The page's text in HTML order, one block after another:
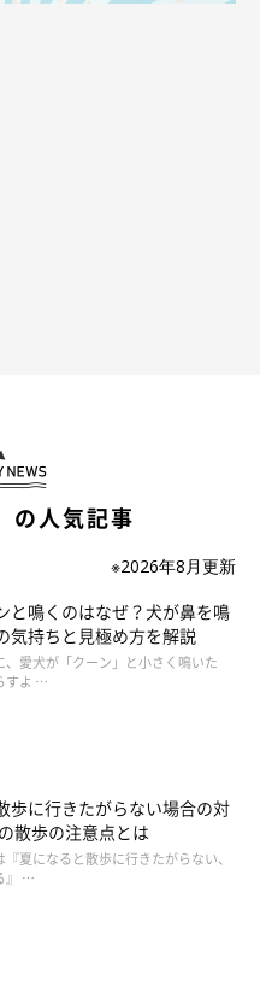
の人気記事
※2026年8月更新
と鳴くのはなぜ？犬が鼻を鳴
気持ちと見極め方を解説
、愛犬が「クーン」と小さく鳴いた
すよ …
歩に行きたがらない場合の対
散歩の注意点とは
夏になると散歩に行きたがらない、
』 …